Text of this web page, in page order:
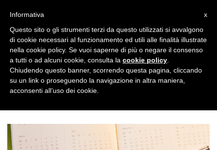
Calendario Corsi Ottobre
x
Informativa
Questo sito o gli strumenti terzi da questo utilizzati si avvalgono
di cookie necessari al funzionamento ed utili alle finalità illustrate
nella cookie policy. Se vuoi saperne di più o negare il consenso
a tutti o ad alcuni cookie, consulta la cookie policy
Chiudendo questo banner, scorrendo questa pagina, cliccando
su un link o proseguendo la navigazione in altra maniera,
acconsenti all’uso dei cookie.